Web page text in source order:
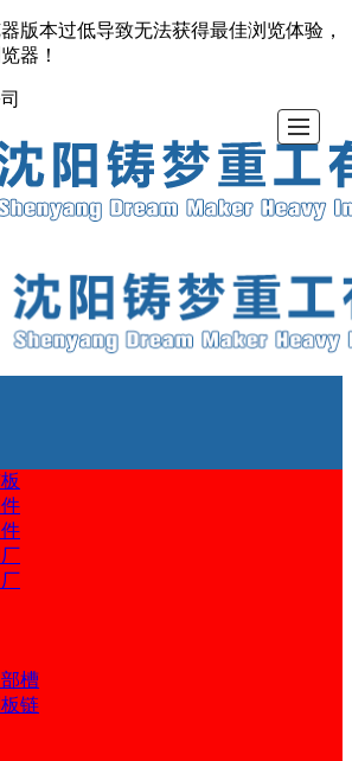
版本过低导致无法获得最佳浏览体验，
器！
梦 区 备 质 系
槽
链